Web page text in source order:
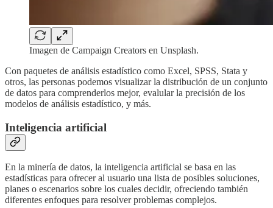
Imagen de Campaign Creators en Unsplash.
Con paquetes de análisis estadístico como Excel, SPSS, Stata y
otros, las personas podemos visualizar la distribución de un conjunto
de datos para comprenderlos mejor, evalular la precisión de los
modelos de análisis estadístico, y más.
Inteligencia artificial
En la minería de datos, la inteligencia artificial se basa en las
estadísticas para ofrecer al usuario una lista de posibles soluciones,
planes o escenarios sobre los cuales decidir, ofreciendo también
diferentes enfoques para resolver problemas complejos.